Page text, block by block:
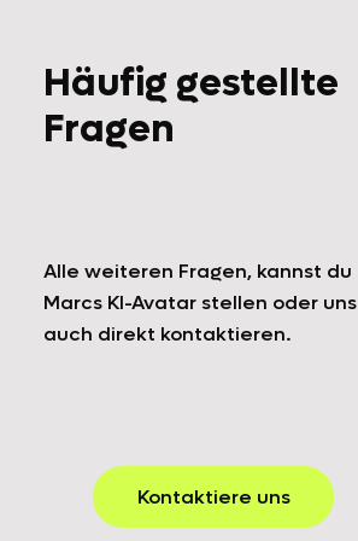
Häufig gestellte
Fragen
Alle weiteren Fragen, kannst du
Marcs KI-Avatar stellen oder uns
auch direkt kontaktieren.
Kontaktiere uns